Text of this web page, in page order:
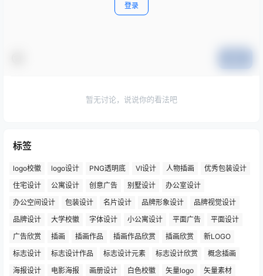
登录
暂无讨论，说说你的看法吧
标签
logo校徽 logo设计 PNG透明底 VI设计 人物插画
优秀包装设计
住宅设计
公寓设计 创意广告 别墅设计
办公室设计
办公空间设计
包装设计 名片设计 品牌形象设计
品牌视觉设计
品牌设计
大学校徽 字体设计 小公寓设计 平面广告
平面设计
广告欣赏
插画 插画作品 插画作品欣赏 插画欣赏
新LOGO
标志设计
标志设计作品 标志设计元素 标志设计欣赏
概念插画
海报设计
电影海报 画册设计 白色校徽 矢量logo 矢量素材